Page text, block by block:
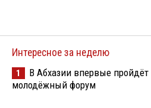
Интересное за неделю
1
В Абхазии впервые
молодёжный форум